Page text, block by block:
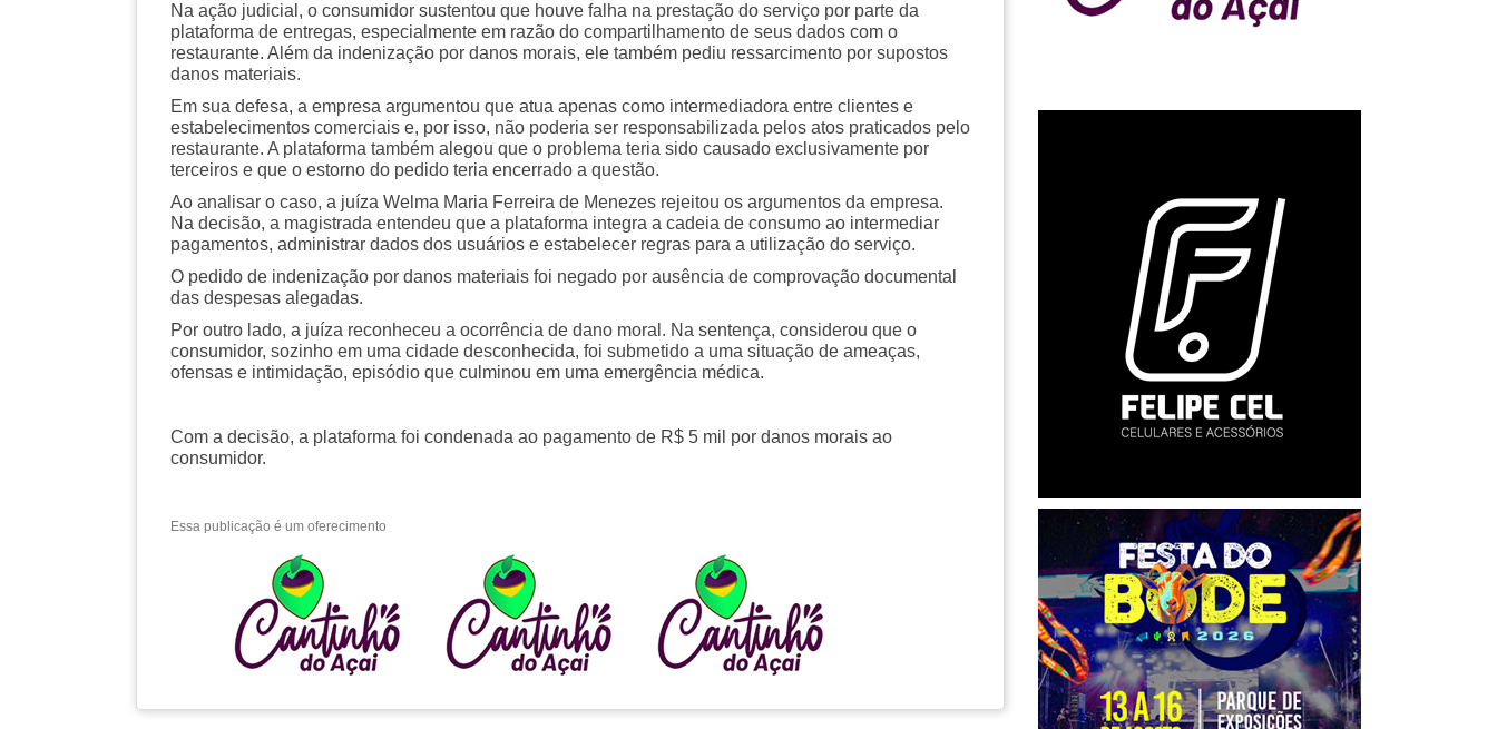
Na ação judicial, o consumidor sustentou que houve falha na prestação do serviço por parte da
plataforma de entregas, especialmente em razão do compartilhamento de seus dados com o
restaurante. Além da indenização por danos morais, ele também pediu ressarcimento por supostos
danos materiais.
Em sua defesa, a empresa argumentou que atua apenas como intermediadora entre clientes e
estabelecimentos comerciais e, por isso, não poderia ser responsabilizada pelos atos praticados pelo
restaurante. A plataforma também alegou que o problema teria sido causado exclusivamente por
terceiros e que o estorno do pedido teria encerrado a questão.
Ao analisar o caso, a juíza Welma Maria Ferreira de Menezes rejeitou os argumentos da empresa.
Na decisão, a magistrada entendeu que a plataforma integra a cadeia de consumo ao intermediar
pagamentos, administrar dados dos usuários e estabelecer regras para a utilização do serviço.
O pedido de indenização por danos materiais foi negado por ausência de comprovação documental
das despesas alegadas.
Por outro lado, a juíza reconheceu a ocorrência de dano moral. Na sentença, considerou que o
consumidor, sozinho em uma cidade desconhecida, foi submetido a uma situação de ameaças,
ofensas e intimidação, episódio que culminou em uma emergência médica.
Com a decisão, a plataforma foi condenada ao pagamento de R$ 5 mil por danos morais ao
consumidor.
Essa publicação é um oferecimento